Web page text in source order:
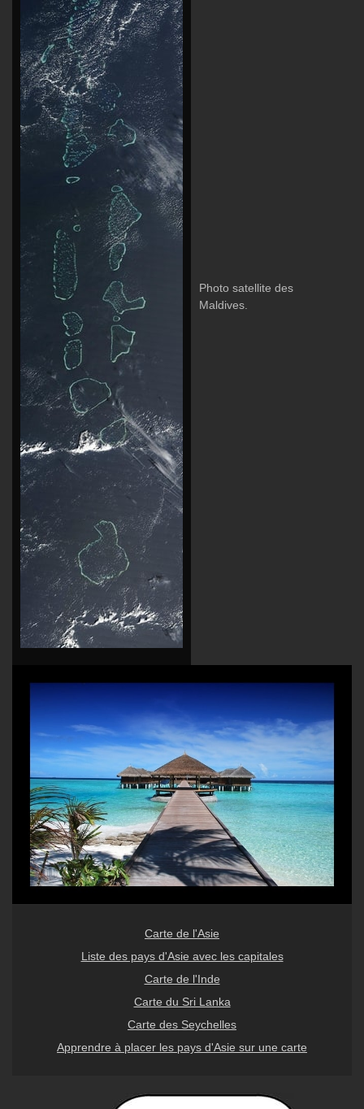
Photo satellite des
Maldives.
Carte de l'Asie
Liste des pays d'Asie avec les capitales
Carte de l'Inde
Carte du Sri Lanka
Carte des Seychelles
Apprendre à placer les pays d'Asie sur une carte